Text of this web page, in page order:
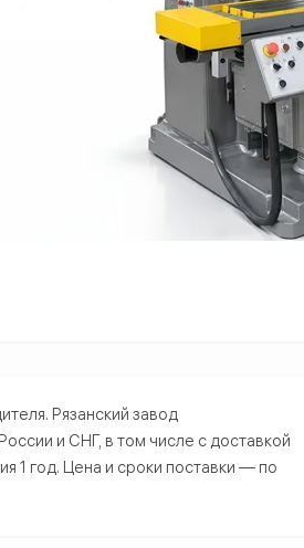
производителя
Рязанский завод
и СНГ, в том числе с доставкой
1 год. Цена и сроки поставки — по